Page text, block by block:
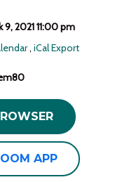
9, 2021 11:00 pm
, iCal Export
APP